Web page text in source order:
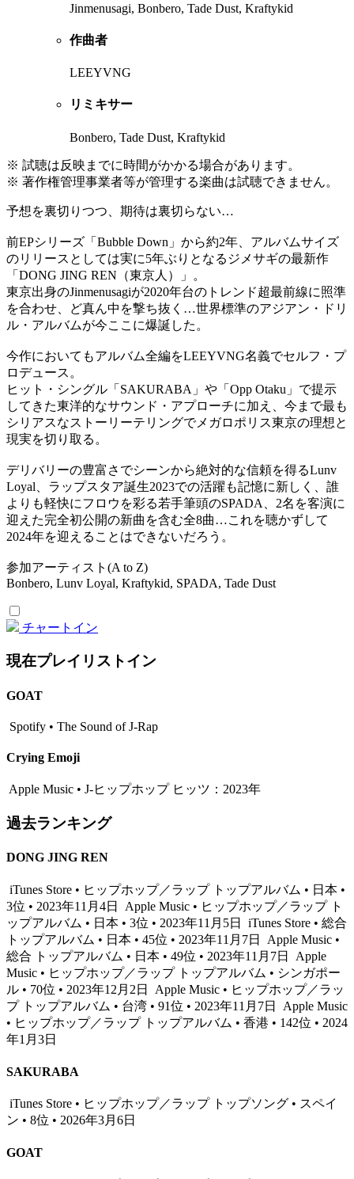
Jinmenusagi, Bonbero, Tade Dust, Kraftykid
作曲者
LEEYVNG
リミキサー
Bonbero, Tade Dust, Kraftykid
※ 試聴は反映までに時間がかかる場合があります。
※ 著作権管理事業者等が管理する楽曲は試聴できません。
予想を裏切りつつ、期待は裏切らない…
前EPシリーズ「Bubble Down」から約2年、アルバムサイズ
のリリースとしては実に5年ぶりとなるジメサギの最新作
「DONG JING REN（東京人）」。
東京出身のJinmenusagiが2020年台のトレンド超最前線に照準
を合わせ、ど真ん中を撃ち抜く…世界標準のアジアン・ドリ
ル・アルバムが今ここに爆誕した。
今作においてもアルバム全編をLEEYVNG名義でセルフ・プ
ロデュース。
ヒット・シングル「SAKURABA」や「Opp Otaku」で提示
してきた東洋的なサウンド・アプローチに加え、今まで最も
シリアスなストーリーテリングでメガロポリス東京の理想と
現実を切り取る。
デリバリーの豊富さでシーンから絶対的な信頼を得るLunv
Loyal、ラップスタア誕生2023での活躍も記憶に新しく、誰
よりも軽快にフロウを彩る若手筆頭のSPADA、2名を客演に
迎えた完全初公開の新曲を含む全8曲…これを聴かずして
2024年を迎えることはできないだろう。
参加アーティスト(A to Z)
Bonbero, Lunv Loyal, Kraftykid, SPADA, Tade Dust
チャートイン
現在プレイリストイン
GOAT
Spotify • The Sound of J-Rap
Crying Emoji
Apple Music • J-ヒップホップ ヒッツ：2023年
過去ランキング
DONG JING REN
iTunes Store • ヒップホップ／ラップ トップアルバム • 日本 •
3位 • 2023年11月4日
Apple Music • ヒップホップ／ラップ ト
ップアルバム • 日本 • 3位 • 2023年11月5日
iTunes Store • 総合
トップアルバム • 日本 • 45位 • 2023年11月7日
Apple Music •
総合 トップアルバム • 日本 • 49位 • 2023年11月7日
Apple
Music • ヒップホップ／ラップ トップアルバム • シンガポー
ル • 70位 • 2023年12月2日
Apple Music • ヒップホップ／ラッ
プ トップアルバム • 台湾 • 91位 • 2023年11月7日
Apple Music
• ヒップホップ／ラップ トップアルバム • 香港 • 142位 • 2024
年1月3日
SAKURABA
iTunes Store • ヒップホップ／ラップ トップソング • スペイ
ン • 8位 • 2026年3月6日
GOAT